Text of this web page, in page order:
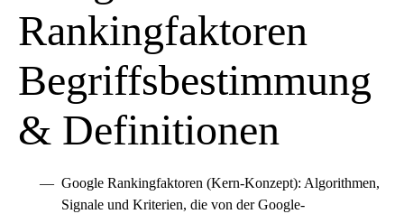
Rankingfaktoren
Begriffsbestimmung
& Definitionen
Google Rankingfaktoren (Kern-Konzept): Algorithmen,
Signale und Kriterien, die von der Google-